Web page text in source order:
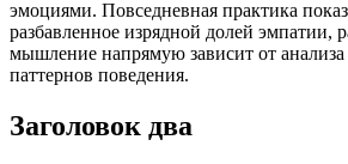
эмоциями. Повседневная практика
разбавленное изрядной долей эмпатии,
мышление напрямую зависит от
паттернов поведения.
Заголовок два